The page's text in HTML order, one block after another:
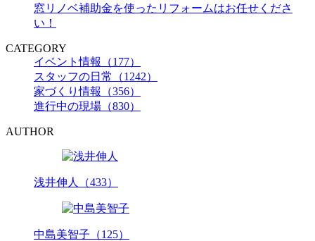
窓リノベ補助金を使ったリフォームはお任せくださ
い！
CATEGORY
イベント情報（177）
スタッフの日常（1242）
家づくり情報（356）
進行中の現場（830）
AUTHOR
浅井伸人（433）
中島美智子（125）